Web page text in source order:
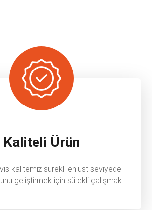
Kaliteli Ürün
kalitemiz sürekli en üst seviyede
geliştirmek için sürekli çalışmak.